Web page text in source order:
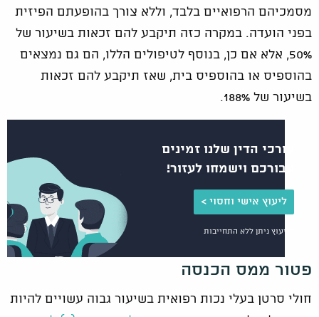
מסמכיהם הרפואיים בלבד, וללא צורך בהופעתם הפיזית
בפני הועדה. במקרה כזה תיקבע להם זכאות בשיעור של
50%, אלא אם כן, בנוסף לטיפולים הללו, הם גם נמצאים
בהוספיס או בהוספיס בית, שאז תיקבע להם זכאות
בשיעור של 188%.
עורכי הדין שלנו זמינים
עבורכם וישמחו לעזור!
ליעוץ אישי וחסוי >
הייעוץ ניתן ללא התחייבות
פטור ממס הכנסה
חולי סרטן בעלי נכות רפואית בשיעור גבוה עשויים להיות